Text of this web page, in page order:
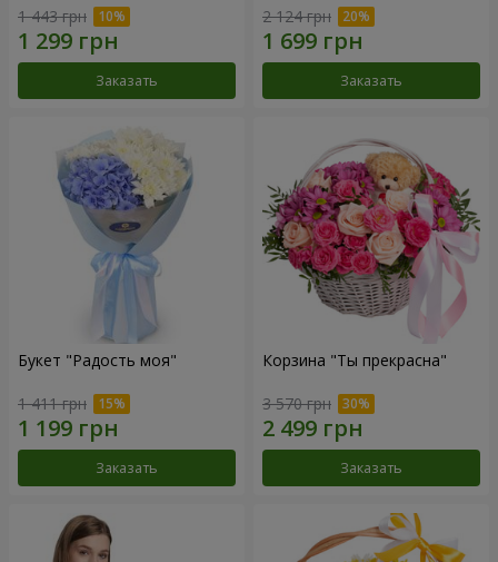
1 443 грн
Заказать
2 124 грн
Заказать
Букет "Радость моя"
1 411 грн
Заказать
Корзина "Ты прекрасна"
3 570 грн
Заказать